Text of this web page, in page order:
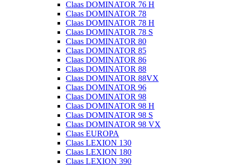
Claas DOMINATOR 76 H
Claas DOMINATOR 78
Claas DOMINATOR 78 H
Claas DOMINATOR 78 S
Claas DOMINATOR 80
Claas DOMINATOR 85
Claas DOMINATOR 86
Claas DOMINATOR 88
Claas DOMINATOR 88VX
Claas DOMINATOR 96
Claas DOMINATOR 98
Claas DOMINATOR 98 H
Claas DOMINATOR 98 S
Claas DOMINATOR 98 VX
Claas EUROPA
Claas LEXION 130
Claas LEXION 180
Claas LEXION 390